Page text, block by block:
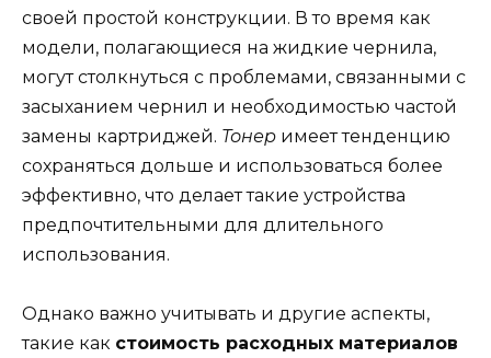
своей простой конструкции. В то время как
модели, полагающиеся на жидкие чернила,
могут столкнуться с проблемами, связанными с
засыханием чернил и необходимостью частой
замены картриджей. Тонер имеет тенденцию
сохраняться дольше и использоваться более
эффективно, что делает такие устройства
предпочтительными для длительного
использования.
Однако важно учитывать и другие аспекты,
такие как стоимость расходных материалов